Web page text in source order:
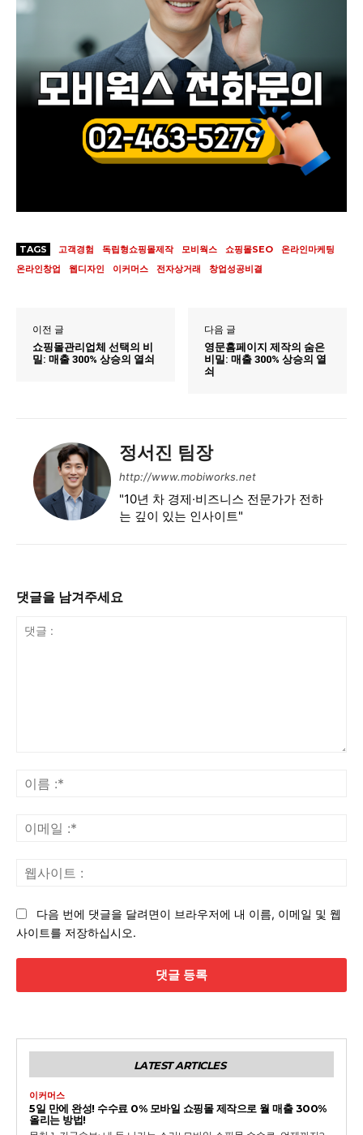
TAGS 고객경험 독립형쇼핑몰제작 모비웍스 쇼핑몰SEO
온라인마케팅
온라인창업
웹디자인 이커머스 전자상거래 창업성공비결
이전 글
쇼핑몰관리업체 선택의 비
밀: 매출 300% 상승의 열쇠
다음 글
영문홈페이지 제작의 숨은
비밀: 매출 300% 상승의 열
쇠
정서진 팀장
http://www.mobiworks.net
"10년 차 경제·비즈니스 전문가가 전하
는 깊이 있는 인사이트"
댓글을 남겨주세요
글
다음 번에 댓글을 달려면이 브라우저에 내 이름, 이메일 및 웹
사이트를 저장하십시오.
LATEST ARTICLES
이커머스
5일 만에 완성! 수수료 0% 모바일 쇼핑몰 제작으로 월 매출 300%
올리는 방법!